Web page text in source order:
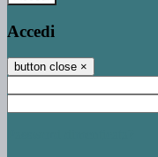
Accedi
button close ×